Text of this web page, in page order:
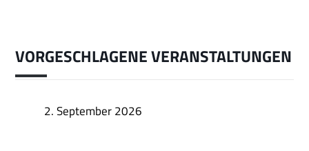
VORGESCHLAGENE VERANSTALTUNGEN
2. September 2026